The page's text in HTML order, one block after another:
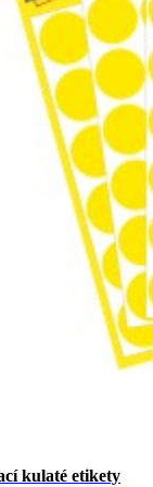
kulaté etikety